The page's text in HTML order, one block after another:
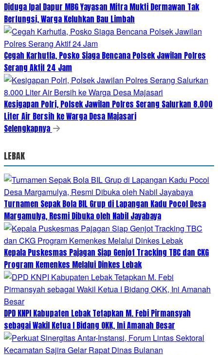
Diduga Ipal Dapur MBG Yayasan Mitra Mukti Dermawan Tak
Berfungsi, Warga Keluhkan Bau Limbah
Cegah Karhutla, Posko Siaga Bencana Polsek Jawilan Polres
Serang Aktif 24 Jam
Kesigapan Polri, Polsek Jawilan Polres Serang Salurkan 8.000
Liter Air Bersih ke Warga Desa Majasari
Selengkapnya
LEBAK
Turnamen Sepak Bola BIL Grup di Lapangan Kadu Pocol Desa
Margamulya, Resmi Dibuka oleh Nabil Jayabaya
Kepala Puskesmas Pajagan Siap Genjot Tracking TBC dan CKG
Program Kemenkes Melalui Dinkes Lebak
DPD KNPI Kabupaten Lebak Tetapkan M. Febi Pirmansyah
sebagai Wakil Ketua I Bidang OKK, Ini Amanah Besar